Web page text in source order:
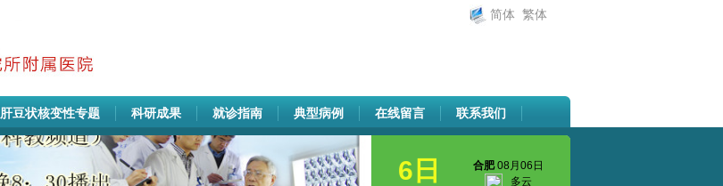
简体 繁体
肝豆状核变性专题 科研成果 就诊指南 典型病例 在线留言 联系我们
6日